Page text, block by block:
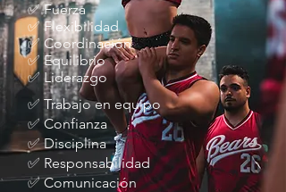
✅ Fuerza
✅ Flexibilidad
✅ Coordinación
✅ Equilibrio
✅ Liderazgo
✅ Trabajo en equipo
✅ Confianza
✅ Disciplina
✅ Responsabilidad
✅ Comunicación